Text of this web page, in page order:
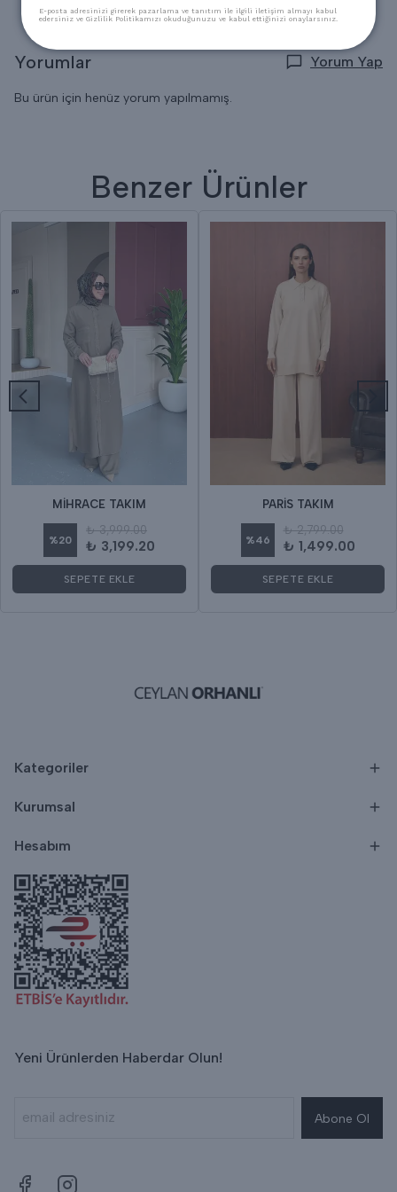
Yorumlar Yorum Yap
Bu ürün için henüz yorum yapılmamış.
Benzer Ürünler
MİHRACE TAKIM
%20
₺ 3,999.00
₺ 3,199.20
SEPETE EKLE
PARİS TAKIM
%46
₺ 2,799.00
₺ 1,499.00
SEPETE EKLE
Kategoriler
Kurumsal
Hesabım
Yeni Ürünlerden Haberdar Olun!
Abone Ol
E-posta adresinizi girerek pazarlama ve tanıtım ile ilgili iletişim almayı kabul
edersiniz ve Gizlilik Politikamızı okuduğunuzu ve kabul ettiğinizi onaylarsınız.